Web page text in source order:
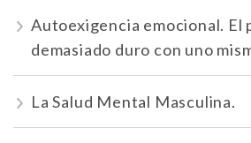
Autoexigencia emocional. El
demasiado duro con uno
La Salud Mental Masculina.